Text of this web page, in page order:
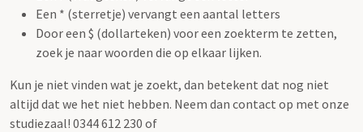
Een * (sterretje) vervangt een aantal letters
Door een $ (dollarteken) voor een zoekterm te zetten,
zoek je naar woorden die op elkaar lijken.
Kun je niet vinden wat je zoekt, dan betekent dat nog niet
altijd dat we het niet hebben. Neem dan contact op met onze
studiezaal! 0344 612 230 of